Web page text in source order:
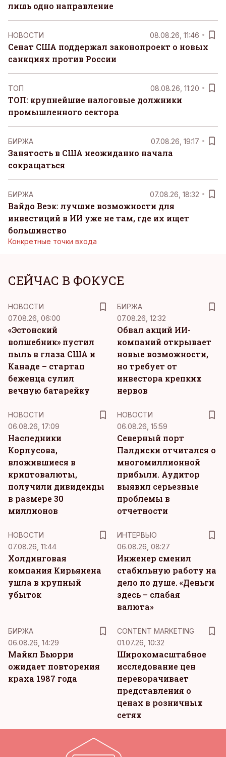
лишь одно направление
НОВОСТИ 08.08.26, 11:46
Сенат США поддержал законопроект о новых
санкциях против России
ТОП 08.08.26, 11:20
ТОП: крупнейшие налоговые должники
промышленного сектора
БИРЖА 07.08.26, 19:17
Занятость в США неожиданно начала
сокращаться
БИРЖА 07.08.26, 18:32
Вайдо Веэк: лучшие возможности для
инвестиций в ИИ уже не там, где их ищет
большинство
Конкретные точки входа
СЕЙЧАС В ФОКУСЕ
НОВОСТИ
07.08.26, 06:00
«Эстонский
волшебник» пустил
пыль в глаза США и
Канаде – стартап
беженца сулил
вечную батарейку
БИРЖА
07.08.26, 12:32
Обвал акций ИИ-
компаний открывает
новые возможности,
но требует от
инвестора крепких
нервов
НОВОСТИ
06.08.26, 17:09
Наследники
Корпусова,
вложившиеся в
криптовалюты,
получили дивиденды
в размере 30
миллионов
НОВОСТИ
06.08.26, 15:59
Северный порт
Палдиски отчитался о
многомиллионной
прибыли. Аудитор
выявил серьезные
проблемы в
отчетности
НОВОСТИ
07.08.26, 11:44
Холдинговая
компания Кирьянена
ушла в крупный
убыток
ИНТЕРВЬЮ
06.08.26, 08:27
Инженер сменил
стабильную работу на
дело по душе. «Деньги
здесь – слабая
валюта»
БИРЖА
06.08.26, 14:29
Майкл Бьюрри
ожидает повторения
краха 1987 года
CONTENT MARKETING
01.07.26, 10:32
Широкомасштабное
исследование цен
переворачивает
представления о
ценах в розничных
сетях